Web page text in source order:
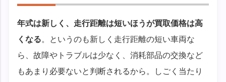
年式は新しく、走行距離は短いほうが買取価格は高
くなる。というのも新しく走行距離の短い車両な
ら、故障やトラブルは少なく、消耗部品の交換など
もあまり必要ないと判断されるから。しごく当たり